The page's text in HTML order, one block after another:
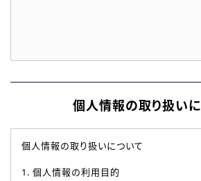
個人情報の取り扱い
個人情報の取り扱いについて
1. 個人情報の利用目的